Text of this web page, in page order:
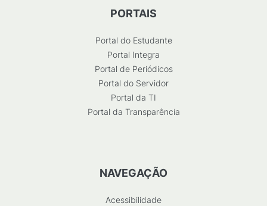
PORTAIS
Portal do Estudante
Portal Integra
Portal de Periódicos
Portal do Servidor
Portal da TI
Portal da Transparência
NAVEGAÇÃO
Acessibilidade